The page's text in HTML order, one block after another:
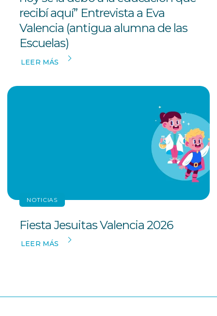
recibí aquí” Entrevista a Eva
Valencia (antigua alumna de las
Escuelas)
LEER MÁS
NOTICIAS
Fiesta Jesuitas Valencia 2026
LEER MÁS